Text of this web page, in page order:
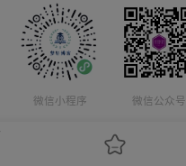
微信小程序 微信公众号